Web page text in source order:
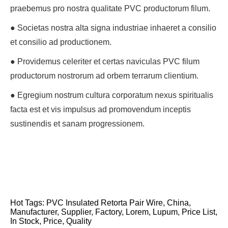
praebemus pro nostra qualitate PVC productorum filum.
● Societas nostra alta signa industriae inhaeret a consilio
et consilio ad productionem.
● Providemus celeriter et certas naviculas PVC filum
productorum nostrorum ad orbem terrarum clientium.
● Egregium nostrum cultura corporatum nexus spiritualis
facta est et vis impulsus ad promovendum inceptis
sustinendis et sanam progressionem.
Hot Tags: PVC Insulated Retorta Pair Wire, China,
Manufacturer, Supplier, Factory, Lorem, Lupum, Price List,
In Stock, Price, Quality